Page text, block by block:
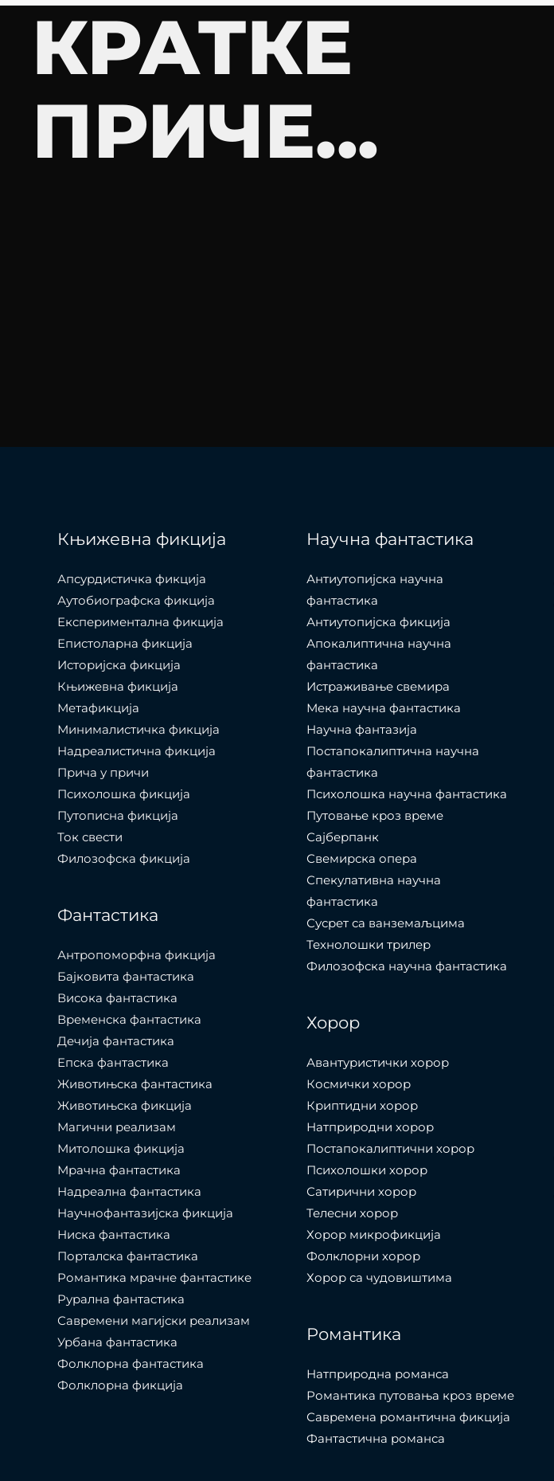
КРАТКЕ
ПРИЧЕ...
Књижевна фикција
Апсурдистичка фикција
Аутобиографска фикција
Експериментална фикција
Епистоларна фикција
Историјска фикција
Књижевна фикција
Метафикција
Минималистичка фикција
Надреалистична фикција
Прича у причи
Психолошкa фикција
Путописна фикција
Ток свести
Филозофска фикција
Фантастика
Антропоморфна фикција
Бајковита фантастика
Висока фантастика
Временска фантастика
Дечија фантастика
Епска фантастика
Животињска фантастика
Животињска фикција
Магични реализам
Митолошка фикција
Мрачна фантастика
Надреална фантастика
Научнофантазијска фикција
Ниска фантастика
Порталска фантастика​
Романтика мрачне фантастике
Рурална фантастика
Савремени магијски реализам
Урбана фантастика
Фолклорна фантастика
Фолклорна фикција
Научна фантастика
Антиутопијска научна
фантастика
Антиутопијска фикција
Апокалиптична научна
фантастика
Истраживање свемира
Мека научна фантастика
Научна фантазија
Постапокалиптична научна
фантастика
Психолошка научна фантастика
Путовање кроз време
Сајберпанк
Свемирска опера
Спекулативна научна
фантастика
Сусрет са ванземаљцима
Технолошки трилер
Филозофска научна фантастика
Хорор
Авантуристички хорор
Космички хорор
Криптидни хорор
Натприродни хорор
Постапокалиптични хорор
Психолошки хорор
Сатирични хорор
Телесни хорор
Хорор микрофикција
Фолклорни хорор
Хорор са чудовиштима
Романтика
Натприродна романса
Романтика путовања кроз време
Савремена романтична фикција
Фантастична романса